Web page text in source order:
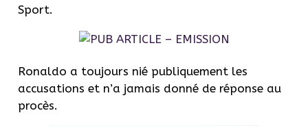
Sport.
Ronaldo a toujours nié publiquement les
accusations et n’a jamais donné de réponse au
procès.